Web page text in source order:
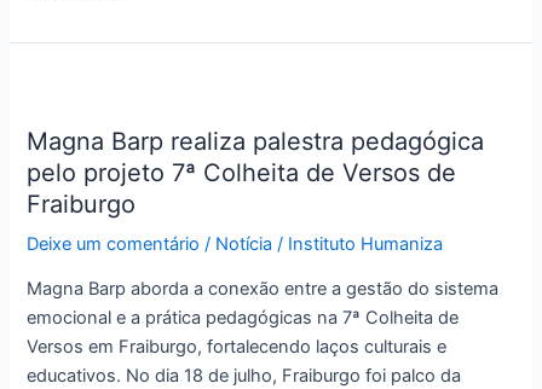
Magna Barp realiza palestra pedagógica
pelo projeto 7ª Colheita de Versos de
Fraiburgo
Deixe um comentário / Notícia / Instituto Humaniza
Magna Barp aborda a conexão entre a gestão do sistema
emocional e a prática pedagógicas na 7ª Colheita de
Versos em Fraiburgo, fortalecendo laços culturais e
educativos. No dia 18 de julho, Fraiburgo foi palco da
realiza
palestra
pedagógica
projeto
7ª
Colheita
de
Versos